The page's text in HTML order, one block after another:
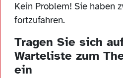
Kein Problem! Sie haben
fortzufahren.
Tragen Sie sich
Warteliste zum
ein